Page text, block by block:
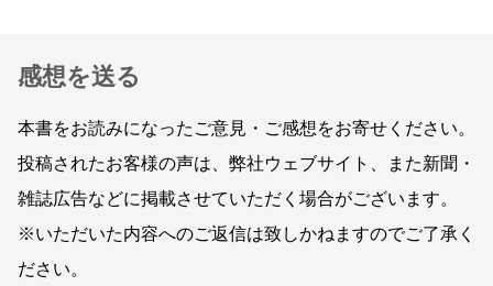
感想を送る
本書をお読みになったご意見・ご感想をお寄せください。
投稿されたお客様の声は、弊社ウェブサイト、また新聞・
雑誌広告などに掲載させていただく場合がございます。
※いただいた内容へのご返信は致しかねますのでご了承く
ださい。